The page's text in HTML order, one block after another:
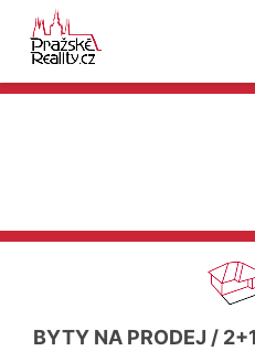
BYTY NA PRODEJ / 2+1